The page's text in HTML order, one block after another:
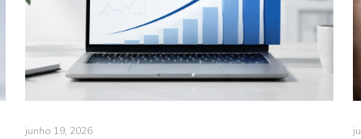
junho 19, 2026